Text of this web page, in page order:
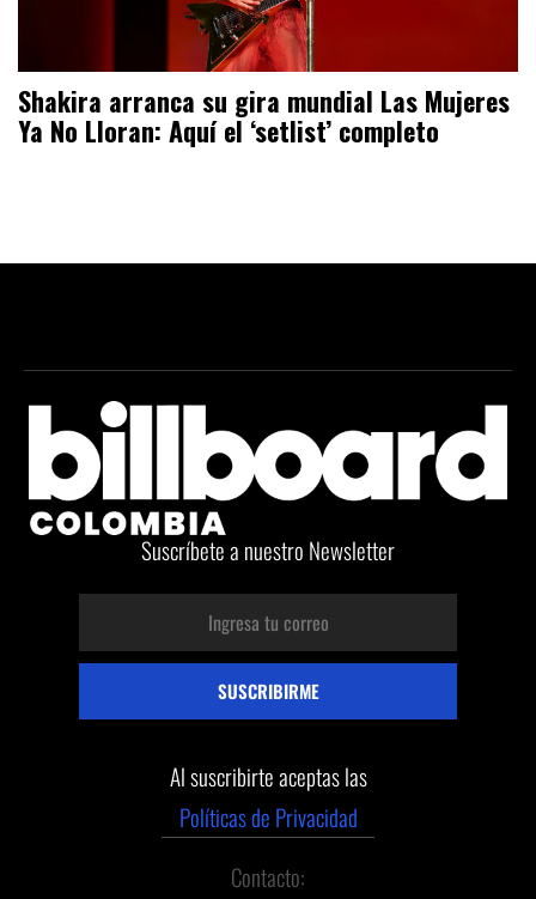
Shakira arranca su gira mundial Las Mujeres
Ya No Lloran: Aquí el ‘setlist’ completo
Suscríbete a nuestro Newsletter
Al suscribirte aceptas las
Políticas de Privacidad
Contacto: